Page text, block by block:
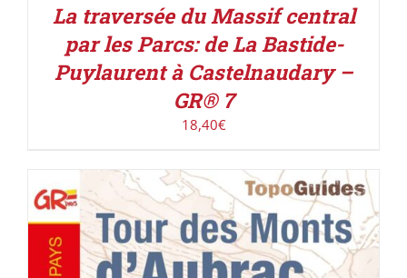
La traversée du Massif central
par les Parcs: de La Bastide-
Puylaurent à Castelnaudary –
GR® 7
18,40€